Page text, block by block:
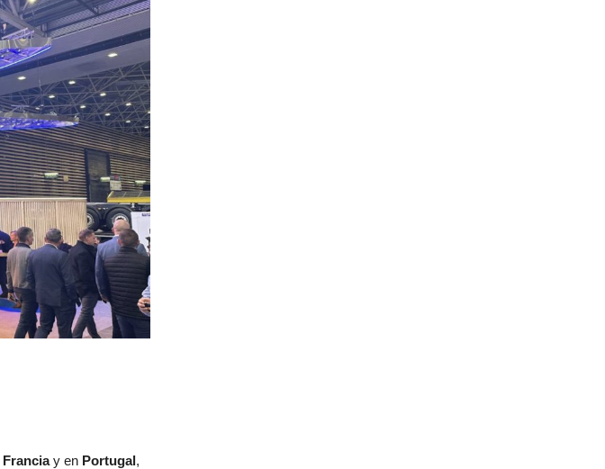
Franciay en Portugal,